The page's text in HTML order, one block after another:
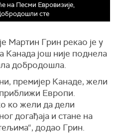
на Песми Евровизије,
сте
Мартин Грин рекао је у
Канада још није поднела
добродошла.
премијер Канаде, жели
Европи.
ко жели да дели
догађаја и стане на
додао Грин.